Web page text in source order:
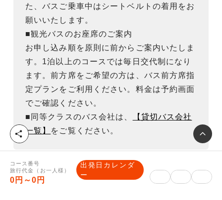
た、バスご乗車中はシートベルトの着用をお
願いいたします。
■観光バスのお座席のご案内
お申し込み順を原則に前からご案内いたしま
す。1泊以上のコースでは毎日交代制になり
ます。前方席をご希望の方は、バス前方席指
定プランをご利用ください。料金は予約画面
でご確認ください。
■同等クラスのバス会社は、
【貸切バス会社
一覧】 をご覧ください。
コース番号
旅行代金（お一人様）
0円～0円
出発日カレンダ
ー
シ
ェ
ア